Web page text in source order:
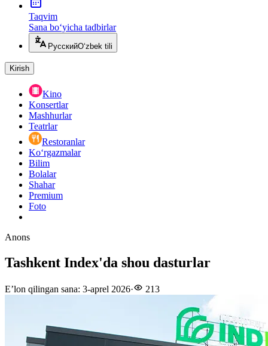
Taqvim
Sana bo‘yicha tadbirlar
РусскийO‘zbek tili
Kirish
Kino
Konsertlar
Mashhurlar
Teatrlar
Restoranlar
Ko‘rgazmalar
Bilim
Bolalar
Shahar
Premium
Foto
Anons
Tashkent Index'da shou dasturlar
E’lon qilingan sana: 3-aprel 2026· 213